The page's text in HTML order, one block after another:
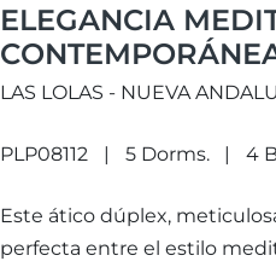
ELEGANCIA
EN NUEVA
LAS LOLAS - NUEVA
PLP08112 5 Dorms. 4
Este ático dúplex,
perfecta entre el estilo